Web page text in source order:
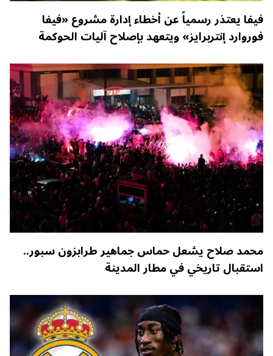
فيفا يعتذر رسمياً عن أخطاء إدارة مشروع «فيفا
فوروارد إنتربرايز» ويتعهد بإصلاح آليات الحوكمة
محمد صلاح يشعل حماس جماهير طرابزون سبور..
استقبال تاريخي في مطار المدينة